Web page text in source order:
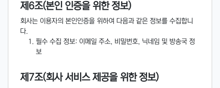
제6조(본인 인증을 위한 정보)
회사는 이용자의 본인인증을 위하여 다음과 같은 정보를 수집합니
다.
필수 수집 정보: 이메일 주소, 비밀번호, 닉네임 및 방송국 정
보
제7조(회사 서비스 제공을 위한 정보)